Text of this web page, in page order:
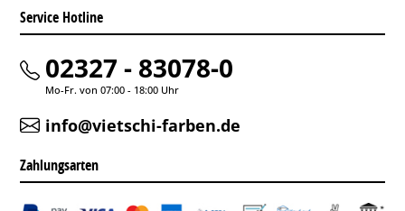
Service Hotline
02327 - 83078-0
Mo-Fr. von 07:00 - 18:00 Uhr
info@vietschi-farben.de
Zahlungsarten